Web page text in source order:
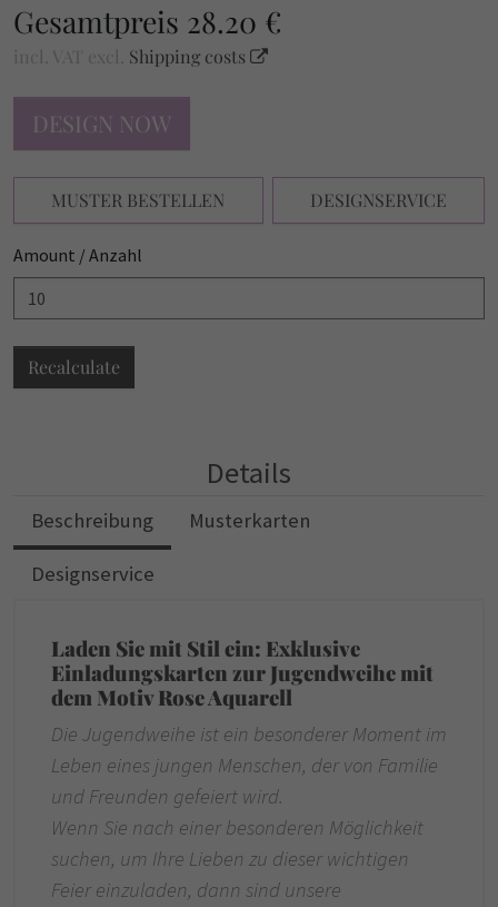
Gesamtpreis 28.20 €
incl. VAT excl. Shipping costs
DESIGN NOW
MUSTER BESTELLEN DESIGNSERVICE
Amount / Anzahl
Recalculate
Details
Beschreibung Musterkarten
Designservice
Laden Sie mit Stil ein: Exklusive
Einladungskarten zur Jugendweihe mit
dem Motiv Rose Aquarell
Die Jugendweihe ist ein besonderer Moment im
Leben eines jungen Menschen, der von Familie
und Freunden gefeiert wird.
Wenn Sie nach einer besonderen Möglichkeit
suchen, um Ihre Lieben zu dieser wichtigen
Feier einzuladen, dann sind unsere